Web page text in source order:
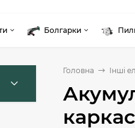
Болгарки
Головна Інші